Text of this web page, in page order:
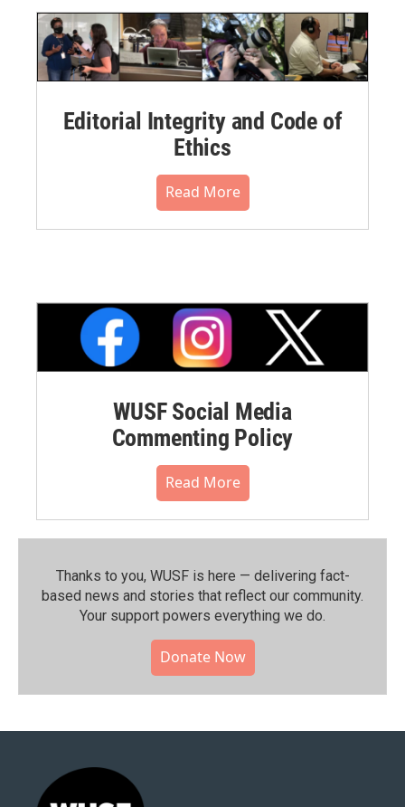
Editorial Integrity and Code of
Ethics
Read More
WUSF Social Media
Commenting Policy
Read More
Thanks to you, WUSF is here — delivering fact-
based news and stories that reflect our community.⁠
Your support powers everything we do.
Donate Now